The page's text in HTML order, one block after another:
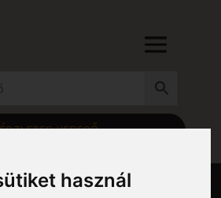
használ
KERESŐ